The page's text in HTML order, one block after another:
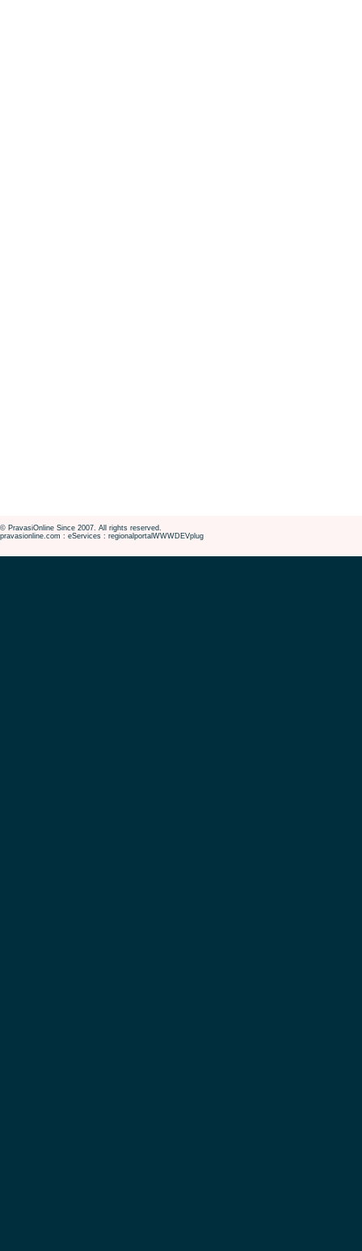
© PravasiOnline Since 2007. All rights reserved.
pravasionline.com : eServices : regionalportalWWWDEVplug